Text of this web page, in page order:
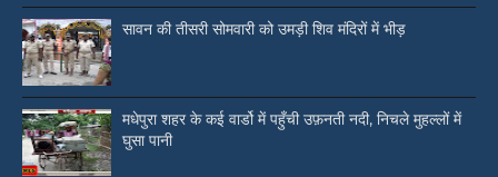
सावन की तीसरी सोमवारी को उमड़ी शिव मंदिरों में भीड़
मधेपुरा शहर के कई वार्डो में पहुँची उफ़नती नदी, निचले मुहल्लों में
घुसा पानी